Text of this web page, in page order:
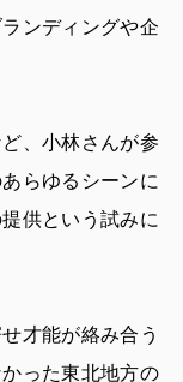
ンディングや企
、小林さんが参
らゆるシーンに
供という試みに
才能が絡み合う
った東北地方の